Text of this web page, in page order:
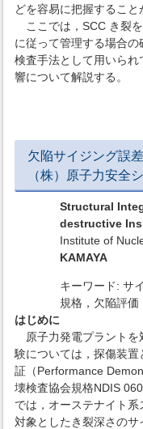
どを容易に把握すること
ここでは，SCC き裂
に従って管理する場合
検査手法として用いら
響について解説する。
欠陥サイジング誤
（株）原子力安全
Structural
destructive
Institute of
KAMAYA
キーワード: サ
規格，欠陥評価
はじめに
原子力発電プラントを
験については，探傷装
証（Performance
壊検査協会規格NDIS
では，オーステナイト
対象としたき裂深さのサ